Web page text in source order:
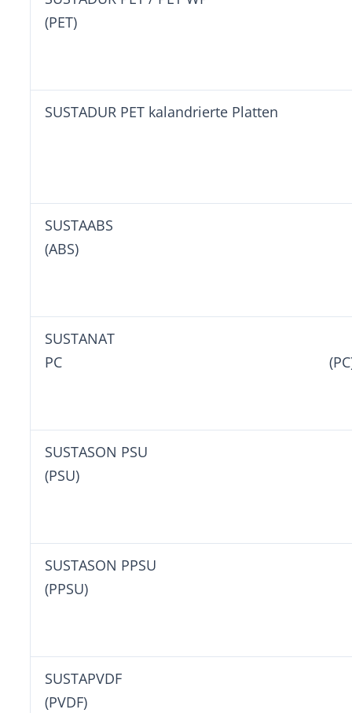
(PET)
SUSTADUR PET kalandrierte Platten
(ABS)
SUSTANAT
PC
SUSTASON
(PSU)
SUSTASON
(PPSU)
(PVDF)